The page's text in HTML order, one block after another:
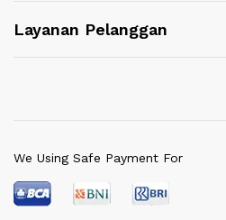
Layanan Pelanggan
We Using Safe Payment For